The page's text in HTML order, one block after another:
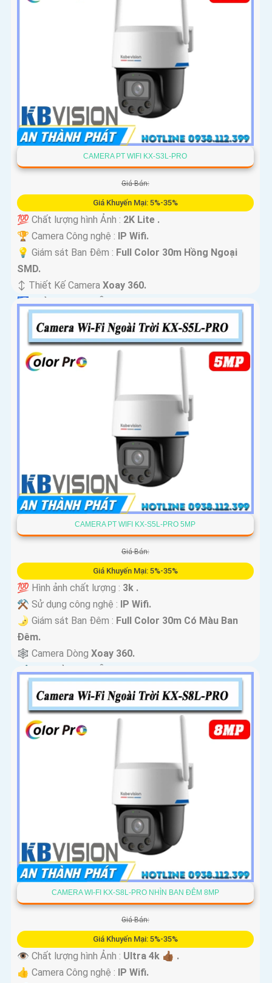
CAMERA PT WIFI KX-S3L-PRO
Giá Bán:
Giá Khuyến Mại: 5%-35%
💯 Chất lượng hình Ảnh : 2K Lite .
🏆 Camera Công nghệ : IP Wifi.
💡 Giám sát Ban Đêm : Full Color 30m Hồng Ngoại
SMD.
↕️ Thiết Kế Camera Xoay 360.
️🛃 Khả Năng :Thu Âm.
CAMERA PT WIFI KX-S5L-PRO 5MP
Giá Bán:
Giá Khuyến Mại: 5%-35%
💯 Hình ảnh chất lượng : 3k .
⚒ Sử dụng công nghệ : IP Wifi.
🌛 Giám sát Ban Đêm : Full Color 30m Có Màu Ban
Ðêm.
🕸️ Camera Dòng Xoay 360.
️📢 Đặt Điểm :Thu Âm Và Loa.
CAMERA WI-FI KX-S8L-PRO NHÌN BAN ĐÊM 8MP
Giá Bán:
Giá Khuyến Mại: 5%-35%
👁 Chất lượng hình Ảnh : Ultra 4k 👍🏾 .
👍 Camera Công nghệ : IP Wifi.